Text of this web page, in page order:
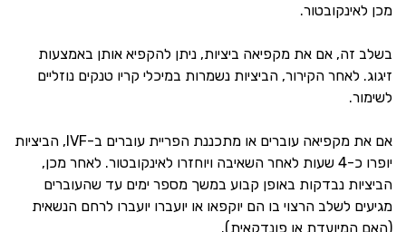
מכן לאינקובטור.
בשלב זה, אם את מקפיאה ביציות, ניתן להקפיא אותן באמצעות
זיגוג. לאחר הקירור, הביציות נשמרות במיכלי קריו טנקים נוזליים
לשימור.
אם את מקפיאה עוברים או מתכננת הפריית עוברים ב-IVF, הביציות
יופרו כ-4 שעות לאחר השאיבה ויוחזרו לאינקובטור. לאחר מכן,
הביציות נבדקות באופן קבוע במשך מספר ימים עד שהעוברים
מגיעים לשלב הרצוי בו הם יוקפאו או יועברו יועברו לרחם הנשאית
(האם המיועדת או פונדקאית).